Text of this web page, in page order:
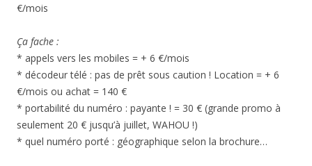
€/mois
Ça fache :
* appels vers les mobiles = + 6 €/mois
* décodeur télé : pas de prêt sous caution ! Location = + 6
€/mois ou achat = 140 €
* portabilité du numéro : payante ! = 30 € (grande promo à
seulement 20 € jusqu’à juillet, WAHOU !)
* quel numéro porté : géographique selon la brochure…